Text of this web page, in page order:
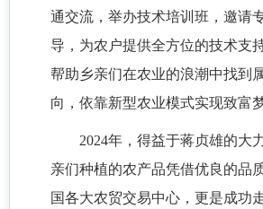
通交流，举办技术培训班，邀请
导，为农户提供全方位的技术支
帮助乡亲们在农业的浪潮中找到
向，依靠新型农业模式实现致富梦
2024年，得益于蒋贞雄的大
亲们种植的农产品凭借优良的品
国各大农贸交易中心，更是成功